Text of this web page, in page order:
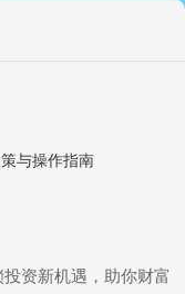
与操作指南
资新机遇，助你财富